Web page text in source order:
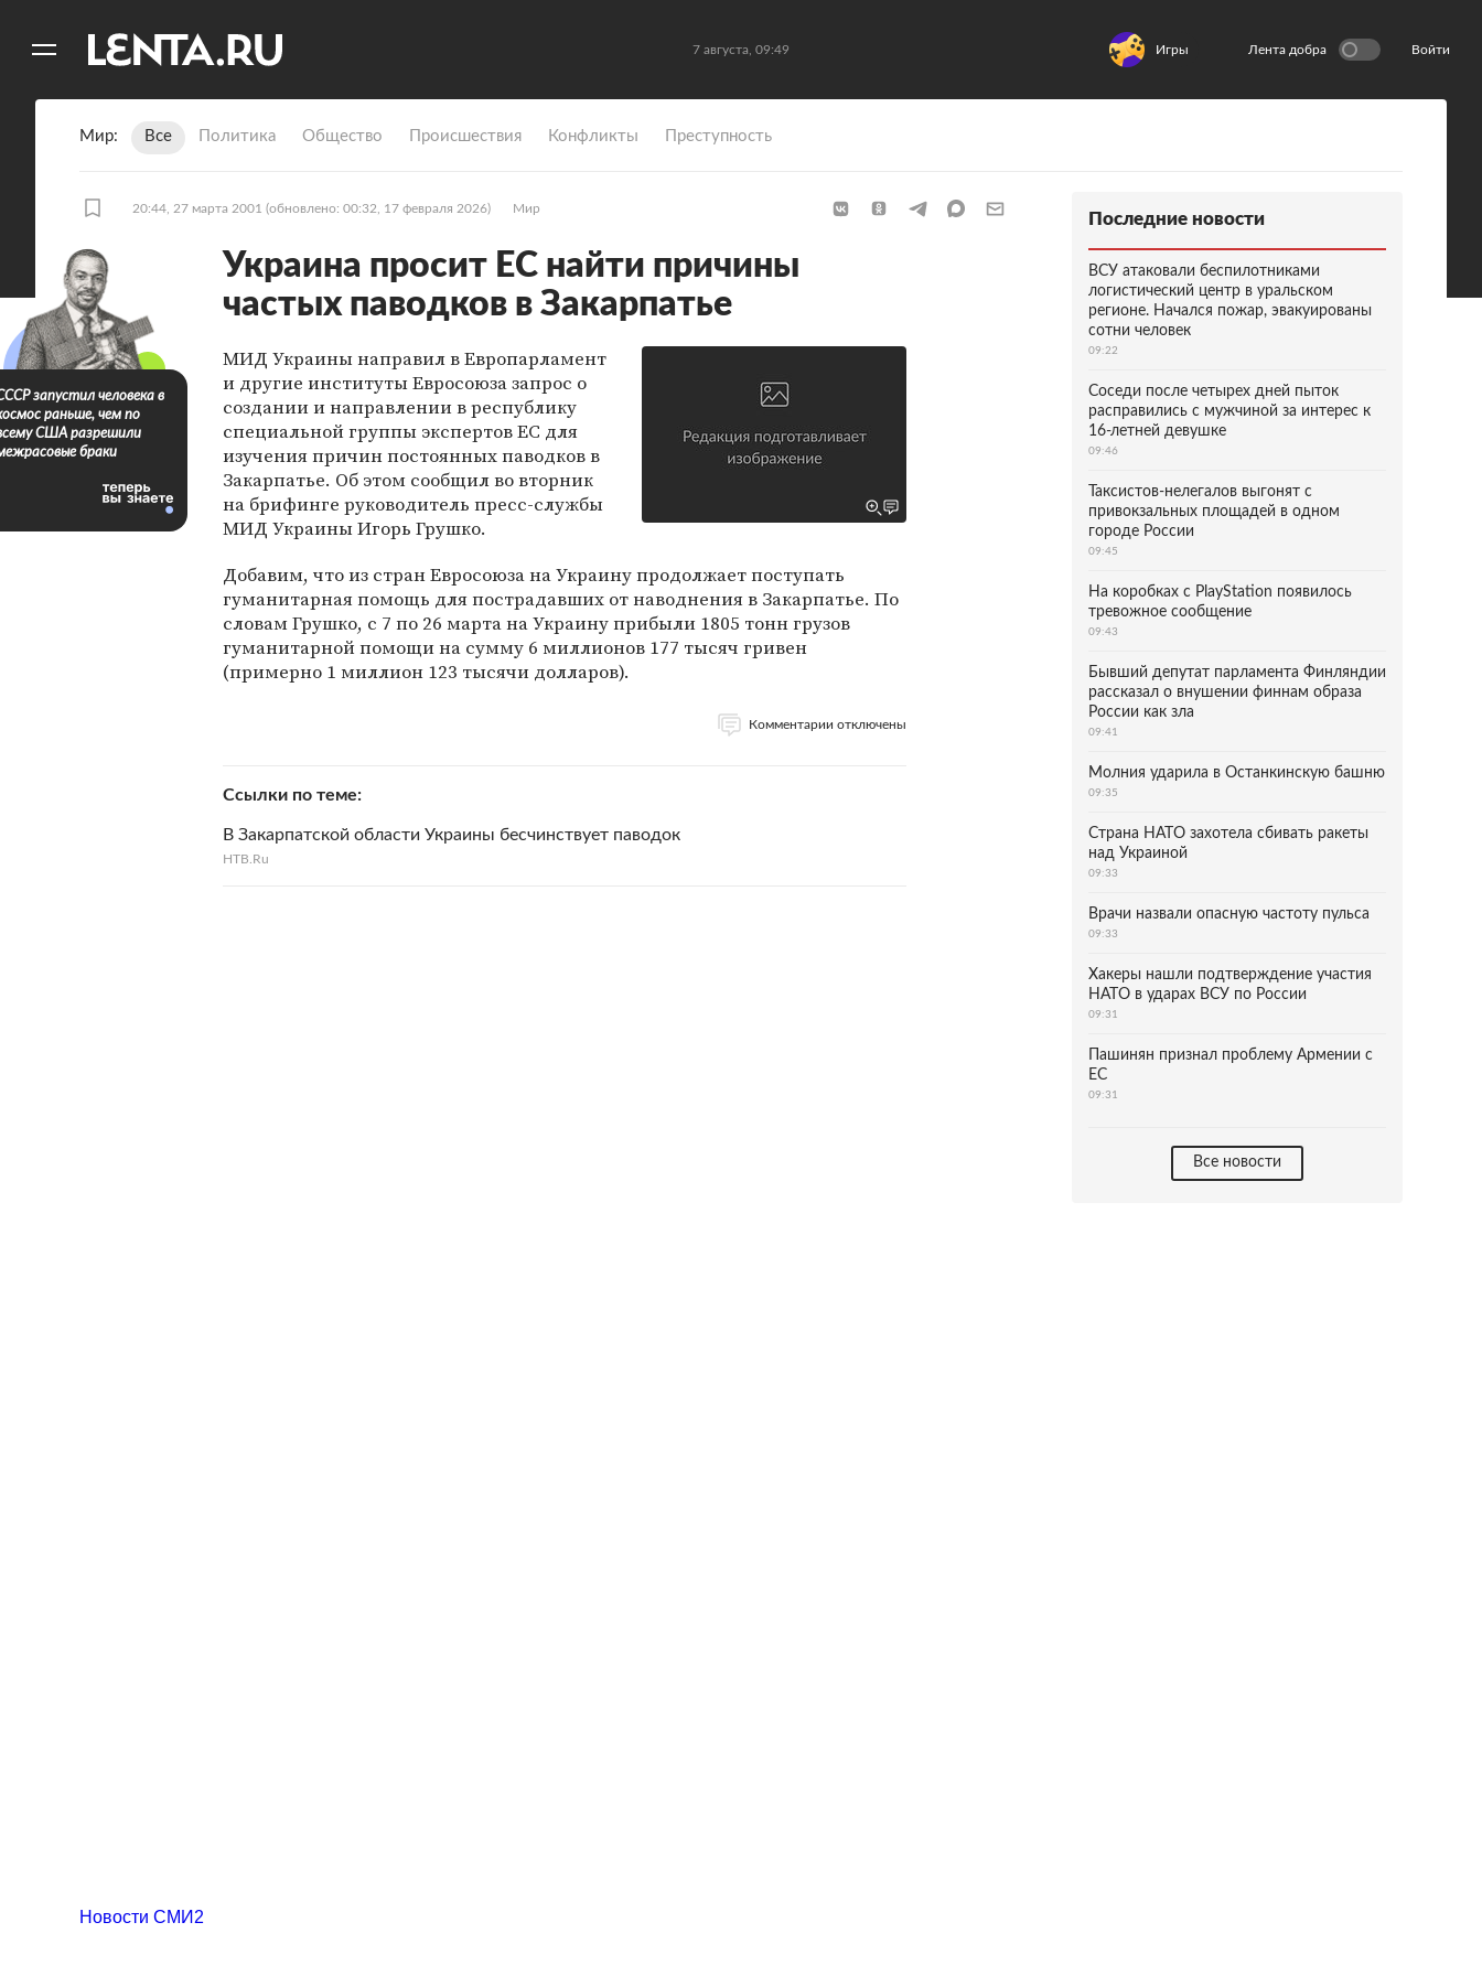
7 августа, 09:49 Игры Лента добра Войти
Мир Все Политика Общество Происшествия Конфликты Преступность
20:44, 27 марта 2001 (обновлено: 00:32, 17 февраля 2026) Мир
Украина просит ЕС найти причины
частых паводков в Закарпатье
МИД Украины направил в Европарламент
и другие институты Евросоюза запрос о
создании и направлении в республику
специальной группы экспертов ЕС для
изучения причин постоянных паводков в
Закарпатье. Об этом сообщил во вторник
на брифинге руководитель пресс-службы
МИД Украины Игорь Грушко.
Добавим, что из стран Евросоюза на Украину продолжает поступать
гуманитарная помощь для пострадавших от наводнения в Закарпатье. По
словам Грушко, с 7 по 26 марта на Украину прибыли 1805 тонн грузов
гуманитарной помощи на сумму 6 миллионов 177 тысяч гривен
(примерно 1 миллион 123 тысячи долларов).
Комментарии отключены
Ссылки по теме
В Закарпатской области Украины бесчинствует паводок
НТВ.Ru
запустил человека в
раньше, чем по
США разрешили
браки
Последние новости
ВСУ атаковали беспилотниками
логистический центр в уральском
регионе. Начался пожар, эвакуированы
сотни человек
09:22
Соседи после четырех дней пыток
расправились с мужчиной за интерес к
16-летней девушке
09:46
Таксистов-нелегалов выгонят с
привокзальных площадей в одном
городе России
09:45
На коробках с PlayStation появилось
тревожное сообщение
09:43
Бывший депутат парламента Финляндии
рассказал о внушении финнам образа
России как зла
09:41
Молния ударила в Останкинскую башню
09:35
Страна НАТО захотела сбивать ракеты
над Украиной
09:33
Врачи назвали опасную частоту пульса
09:33
Хакеры нашли подтверждение участия
НАТО в ударах ВСУ по России
09:31
Пашинян признал проблему Армении с
ЕС
09:31
Все новости
Новости СМИ2